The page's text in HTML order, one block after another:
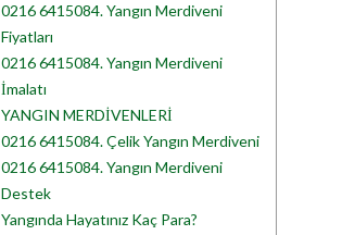
0216 6415084. Yangın Merdiveni
Fiyatları
0216 6415084. Yangın Merdiveni
İmalatı
YANGIN MERDİVENLERİ
0216 6415084. Çelik Yangın Merdiveni
0216 6415084. Yangın Merdiveni
Destek
Yangında Hayatınız Kaç Para?